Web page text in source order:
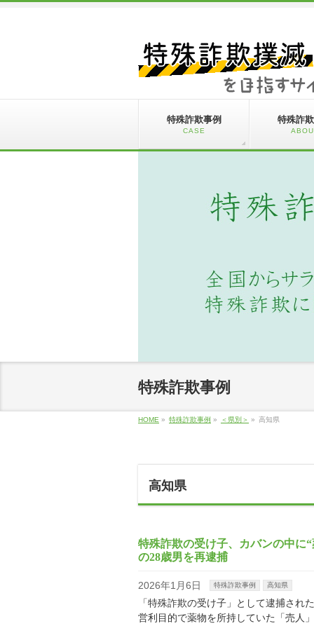
特殊詐欺事例
CASE
特殊詐
特殊詐欺事例
HOME » 特殊詐欺事例 » ＜県別＞ » 高知県
高知県
特殊詐欺の受け子、カバンの中
の28歳男を再逮捕
2026年1月6日 特殊詐欺事例 高知県
「特殊詐欺の受け子」として逮捕さ
営利目的で薬物を所持していた「売人